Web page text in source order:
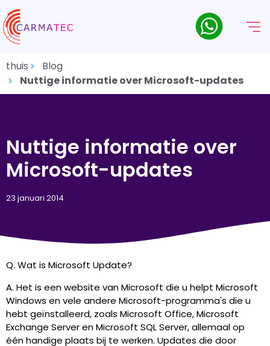
thuis
Blog
Nuttige informatie over Microsoft-updates
Nuttige informatie over
Microsoft-updates
23 januari 2014
Q. Wat is Microsoft Update?
A. Het is een website van Microsoft die u helpt Microsoft
Windows en vele andere Microsoft-programma's die u
hebt geïnstalleerd, zoals Microsoft Office, Microsoft
Exchange Server en Microsoft SQL Server, allemaal op
één handige plaats bij te werken. Updates die door